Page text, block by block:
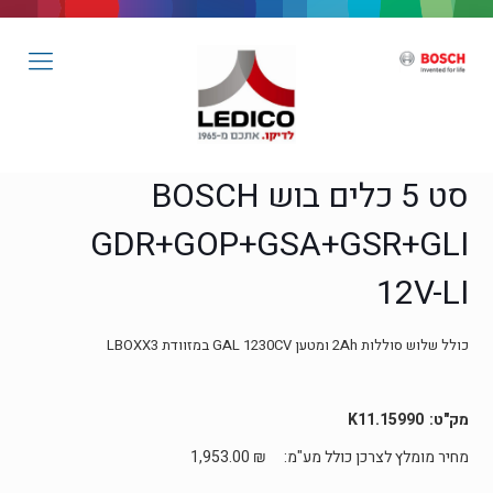
סט 5 כלים בוש BOSCH
GDR+GOP+GSA+GSR+GLI
12V-LI
כולל שלוש סוללות 2Ah ומטען GAL 1230CV במזוודת LBOXX3
15990.K11
מחיר מומלץ לצרכן כולל מע"מ:
1,953.00 ₪